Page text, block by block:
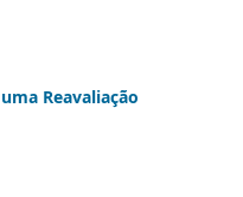
Reavaliação